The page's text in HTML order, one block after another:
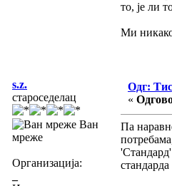
то, је ли
Ми
s.z.
староседелац
Ван
мреже
Организација:
Одг:
«
Па
'Стандард'